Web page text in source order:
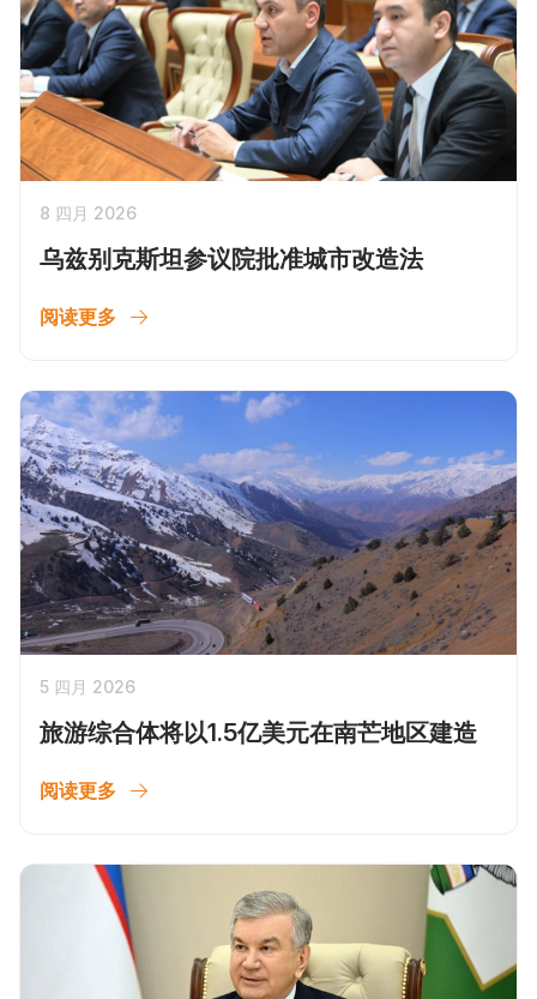
8 四月 2026
乌兹别克斯坦参议院批准城市改造法
阅读更多
5 四月 2026
旅游综合体将以1.5亿美元在南芒地区建造
阅读更多